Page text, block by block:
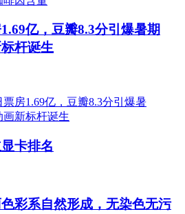
亿，豆瓣8.3分引爆暑期
杆诞生
卡排名
彩系自然形成，无染色无污